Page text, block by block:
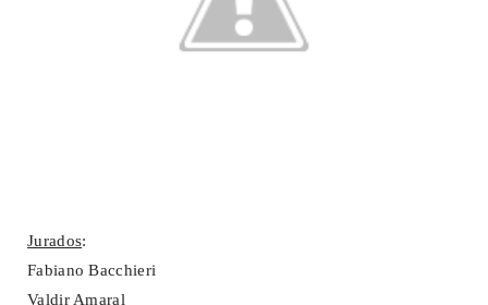
Jurados:
Fabiano Bacchieri
Valdir Amaral